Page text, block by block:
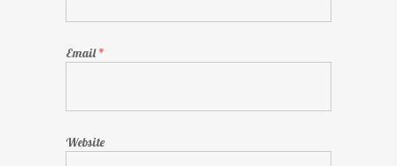
Email*
Website